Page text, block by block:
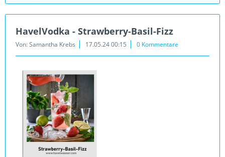
HavelVodka - Strawberry-Basil-Fizz
Von: Samantha Krebs 17.05.24 00:15 0 Kommentare